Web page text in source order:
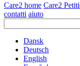
Care2 home Care2
contatti aiuto
Dansk
Deutsch
English